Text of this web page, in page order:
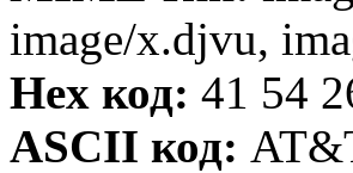
image/x.djvu,
Hex код: 41 54
ASCII код: